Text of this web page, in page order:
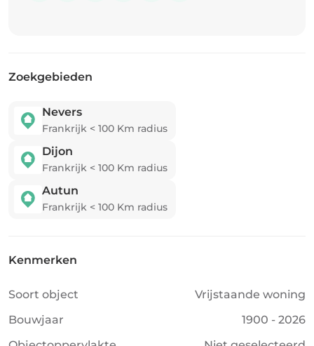
Zoekgebieden
Nevers
Frankrijk < 100 Km radius
Dijon
Frankrijk < 100 Km radius
Autun
Frankrijk < 100 Km radius
Kenmerken
Soort object
Vrijstaande woning
Bouwjaar
1900 - 2026